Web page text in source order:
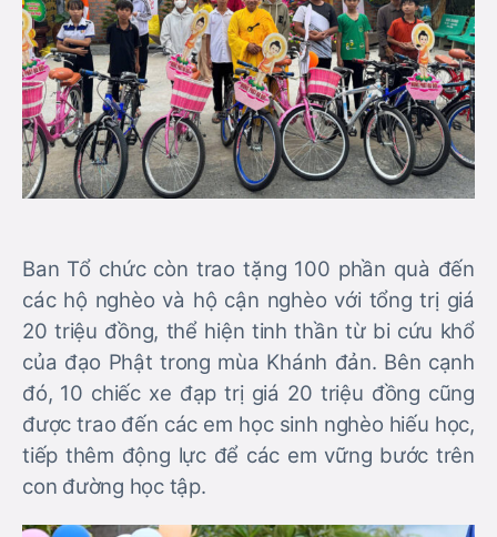
Ban Tổ chức còn trao tặng 100 phần quà đến
các hộ nghèo và hộ cận nghèo với tổng trị giá
20 triệu đồng, thể hiện tinh thần từ bi cứu khổ
của đạo Phật trong mùa Khánh đản. Bên cạnh
đó, 10 chiếc xe đạp trị giá 20 triệu đồng cũng
được trao đến các em học sinh nghèo hiếu học,
tiếp thêm động lực để các em vững bước trên
con đường học tập.